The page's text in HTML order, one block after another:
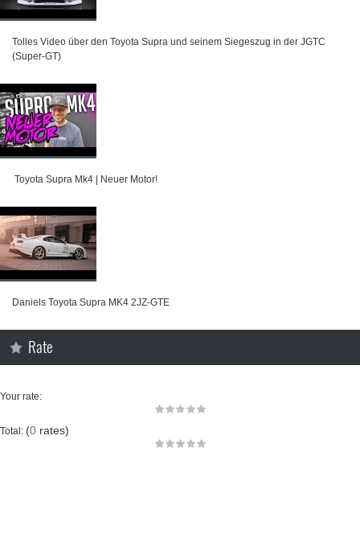
Tolles Video über den Toyota Supra und seinem Siegeszug in der JGTC
(Super-GT)
⁣ Toyota Supra Mk4 | Neuer Motor!
⁣Daniels Toyota Supra MK4 2JZ-GTE
Rate
Your rate:
Total: (0 rates)